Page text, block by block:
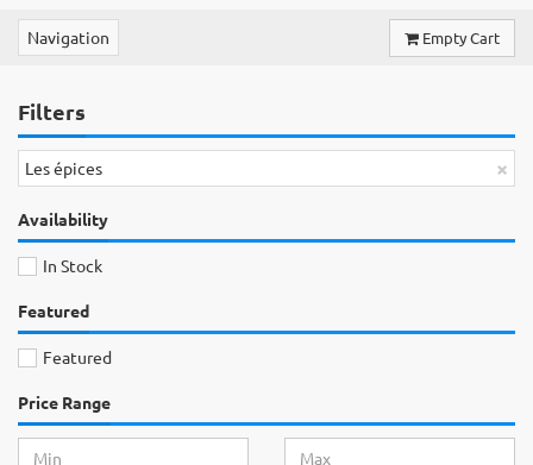
Navigation Empty Cart
Filters
×
Les épices
Availability
In Stock
Featured
Featured
Price Range